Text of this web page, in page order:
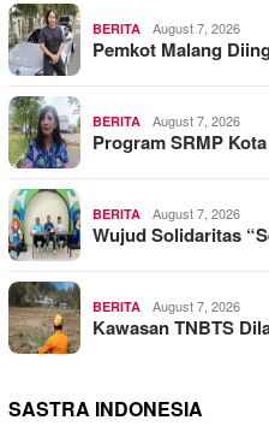
BERITA August 7, 2026
Pemkot Malang
BERITA August 7, 2026
Program SRMP
BERITA August 7, 2026
Wujud Solidaritas
BERITA August 7, 2026
Kawasan TNBTS
SASTRA INDONESIA